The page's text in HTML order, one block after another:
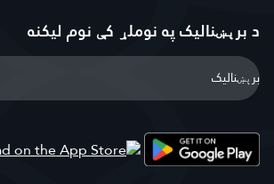
د برېښنالیک په نوملړ کې نوم لیکنه